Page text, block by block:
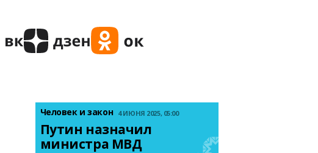
Человек и закон 4 ИЮНЯ 2025, 05:00
Путин назначил
министра МВД